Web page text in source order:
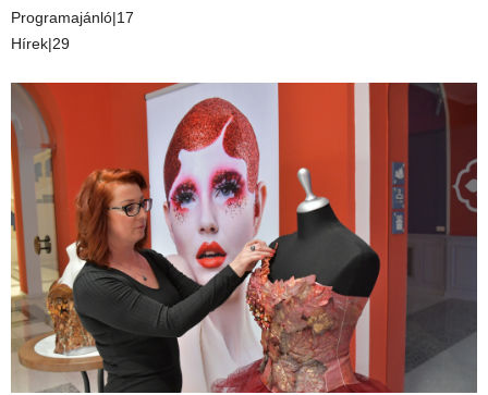
Programajánló|17
Hírek|29